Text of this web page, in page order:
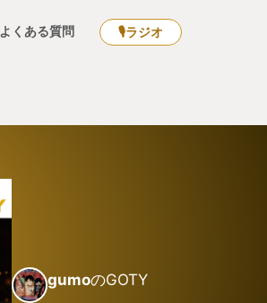
よくある質問 🎙ラジオ
gumoのGOTY